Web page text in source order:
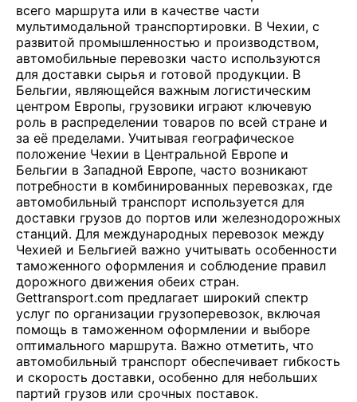
всего маршрута или в качестве части
мультимодальной транспортировки. В Чехии, с
развитой промышленностью и производством,
автомобильные перевозки часто используются
для доставки сырья и готовой продукции. В
Бельгии, являющейся важным логистическим
центром Европы, грузовики играют ключевую
роль в распределении товаров по всей стране и
за её пределами. Учитывая географическое
положение Чехии в Центральной Европе и
Бельгии в Западной Европе, часто возникают
потребности в комбинированных перевозках, где
автомобильный транспорт используется для
доставки грузов до портов или железнодорожных
станций. Для международных перевозок между
Чехией и Бельгией важно учитывать особенности
таможенного оформления и соблюдение правил
дорожного движения обеих стран.
Gettransport.com предлагает широкий спектр
услуг по организации грузоперевозок, включая
помощь в таможенном оформлении и выборе
оптимального маршрута. Важно отметить, что
автомобильный транспорт обеспечивает гибкость
и скорость доставки, особенно для небольших
партий грузов или срочных поставок.